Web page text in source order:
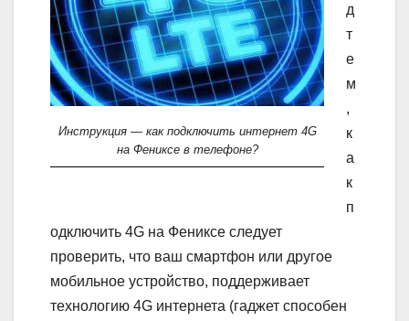
Инструкция — как подключить интернет 4G
на Фениксе в телефоне?
д
т
е
м
,
к
а
к
п
одключить 4G на Фениксе следует
проверить, что ваш смартфон или другое
мобильное устройство, поддерживает
технологию 4G интернета (гаджет способен